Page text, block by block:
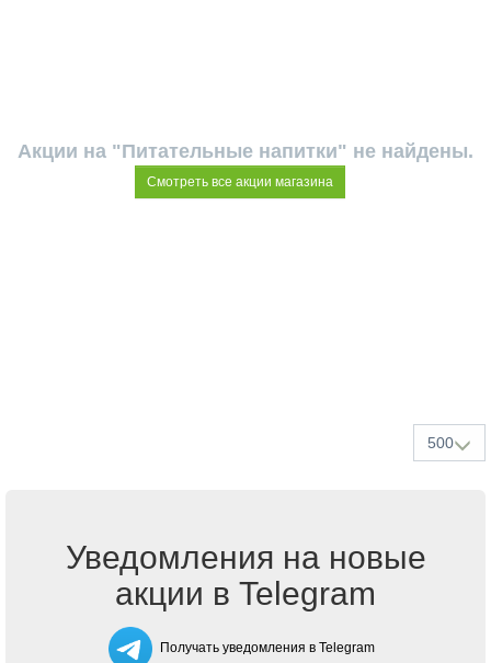
Акции на "Питательные напитки" не найдены.
Смотреть все акции магазина
500
Уведомления на новые
акции в Telegram
Получать уведомления в Telegram